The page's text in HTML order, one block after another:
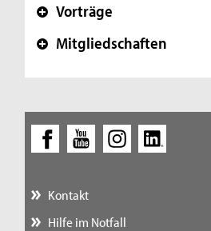
+ Vorträge
+ Mitgliedschaften
Kontakt
Hilfe im Notfall